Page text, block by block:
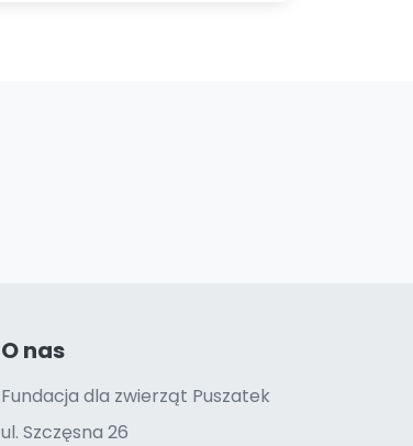
O nas
Fundacja dla zwierząt Puszatek
ul. Szczęsna 26